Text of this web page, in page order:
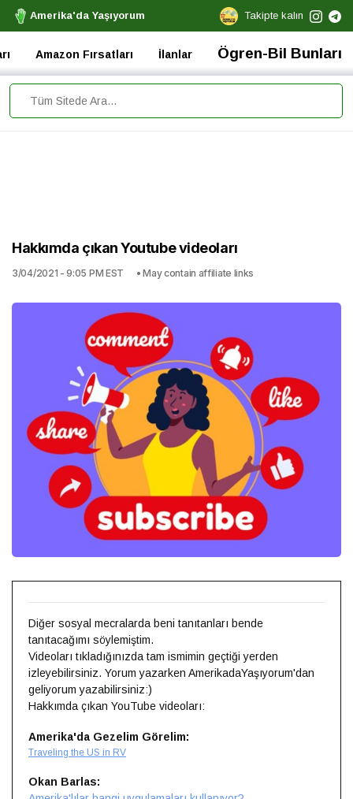
Amerika'da Yaşıyorum Takipte kalın
Amazon Fırsatları İlanlar Ögren-Bil Bunları
Hakkımda çıkan Youtube videoları
3/04/2021 - 9:05 PM EST • May contain affiliate links
Diğer sosyal mecralarda beni tanıtanları bende
tanıtacağımı söylemiştim.
Videoları tıkladığınızda tam ismimin geçtiği yerden
izleyebilirsiniz. Yorum yazarken AmerikadaYaşıyorum'dan
geliyorum yazabilirsiniz:)
Hakkımda çıkan YouTube videoları:
Amerika'da Gezelim Görelim:
Traveling the US in RV
Okan Barlas: